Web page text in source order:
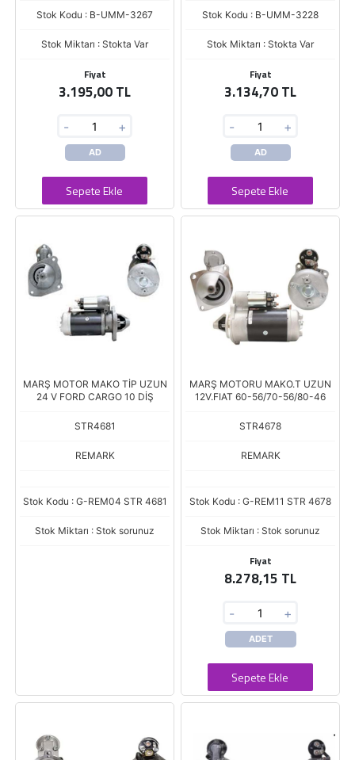
Stok Kodu : B-UMM-3267
Stok Miktarı : Stokta Var
Fiyat
3.195,00 TL
- +
AD
Sepete Ekle
Stok Kodu : B-UMM-3228
Stok Miktarı : Stokta Var
Fiyat
3.134,70 TL
- +
AD
Sepete Ekle
MARŞ MOTOR MAKO TİP UZUN
24 V FORD CARGO 10 DİŞ
STR4681
REMARK
Stok Kodu : G-REM04 STR 4681
Stok Miktarı : Stok sorunuz
MARŞ MOTORU MAKO.T UZUN
12V.FIAT 60-56/70-56/80-46
STR4678
REMARK
Stok Kodu : G-REM11 STR 4678
Stok Miktarı : Stok sorunuz
Fiyat
8.278,15 TL
- +
ADET
Sepete Ekle